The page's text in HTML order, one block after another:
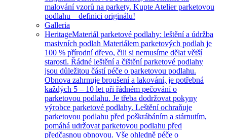
malování vzorů na parkety. Kupte Atelier parketovou
podlahu – definici originálu!
Galleria
HeritageMateriál parketové podlahy: leštění a údržba
masivních podlah Materiálem parketových podlah je
100 % přírodní dřevo, čili si nemusíme dělat větší
starosti. Řádné leštění a čištění parketové podlahy
jsou důležitou částí péče o parketovou podlahu.
Obnova zahrnuje broušení a lakování, je potřebná
každých 5 – 10 let při řádném pečování o
parketovou podlahu. Je třeba dodržovat pokyny
výrobce parketové podlahy. Leštění ochraňuje
parketovou podlahu před poškrábáním a stárnutím,
pomáhá udržovat parketovou podlahu před
předčasnou obnovou. Vše ohledně péče o